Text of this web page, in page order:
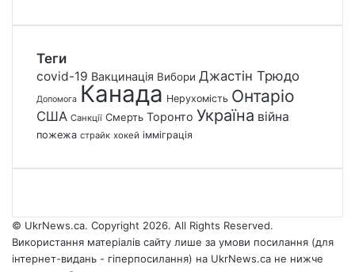
Теги
covid-19 Вакцинація Вибори Джастін Трюдо
Допомога Канада Нерухомість Онтаріо
США Санкції Смерть Торонто Україна війна
пожежа страйк хокей імміграція
© UkrNews.ca. Copyright 2026. All Rights Reserved.
Використання матеріалів сайту лише за умови посилання (для
інтернет-видань - гіперпосилання) на UkrNews.ca не нижче